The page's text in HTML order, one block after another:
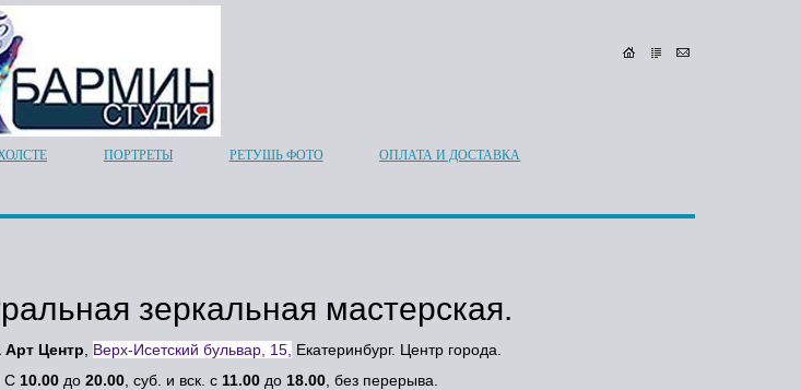
ПОРТРЕТЫ РЕТУШЬ ФОТО ОПЛАТА И ДОСТАВКА
зеркальная мастерская.
Арт Центр Верх-Исетский бульвар, 15, Екатеринбург. Центр города.
С 10.00до 20.00, суб. и вск. с11.00до 18.00, без перерыва.